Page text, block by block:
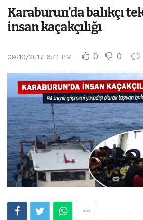
Karaburun’da balıkçı
insan kaçakçılığı
09/10/2017 6:41 PM 0 0